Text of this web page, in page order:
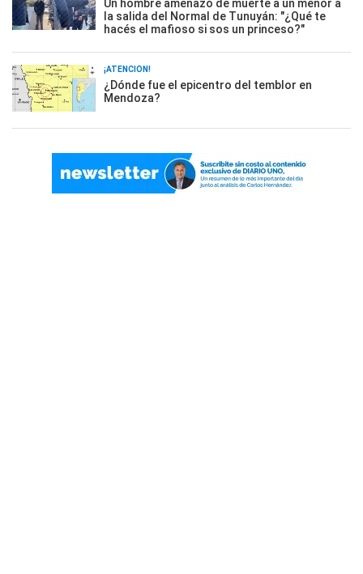
Un hombre amenazó de muerte a un menor a
la salida del Normal de Tunuyán: "¿Qué te
hacés el mafioso si sos un princeso?"
¡ATENCIÓN!
¿Dónde fue el epicentro del temblor en
Mendoza?